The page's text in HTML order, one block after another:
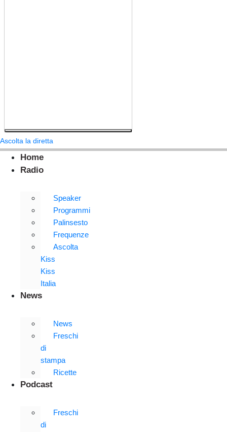
Ascolta la diretta
Home
Radio
Speaker
Programmi
Palinsesto
Frequenze
Ascolta
Kiss
Kiss
Italia
News
News
Freschi
di
stampa
Ricette
Podcast
Freschi
di